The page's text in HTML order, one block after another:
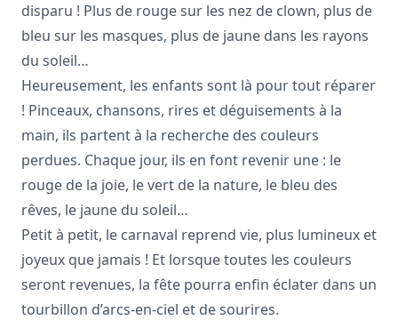
disparu ! Plus de rouge sur les nez de clown, plus de
bleu sur les masques, plus de jaune dans les rayons
du soleil…
Heureusement, les enfants sont là pour tout réparer
! Pinceaux, chansons, rires et déguisements à la
main, ils partent à la recherche des couleurs
perdues. Chaque jour, ils en font revenir une : le
rouge de la joie, le vert de la nature, le bleu des
rêves, le jaune du soleil…
Petit à petit, le carnaval reprend vie, plus lumineux et
joyeux que jamais ! Et lorsque toutes les couleurs
seront revenues, la fête pourra enfin éclater dans un
tourbillon d’arcs-en-ciel et de sourires.